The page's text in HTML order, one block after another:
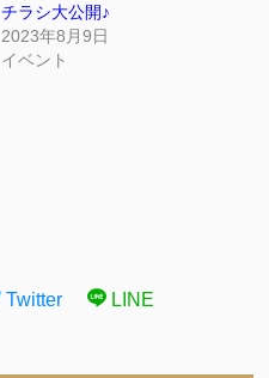
チラシ大公開♪
2023年8月9日
イベント
Twitter LINE